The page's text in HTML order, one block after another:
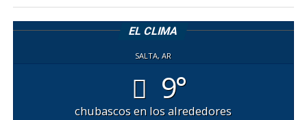
EL CLIMA
SALTA, AR
9°
chubascos en los alrededores